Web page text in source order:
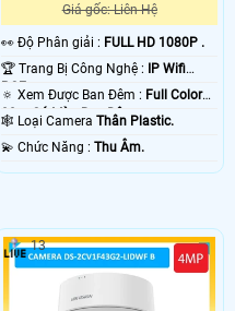
Giá gốc: Liên Hệ
️👀 Độ Phân giải : FULL HD 1080P .
🏆 Trang Bị Công Nghệ :
IP Wifi
POE.
🔅 Xem Được Ban Đêm : Full Color
30m Có Màu Ban Ðêm.
🕸️ Loại CameraThân Plastic.
️💫 Chức Năng :Thu Âm.
13